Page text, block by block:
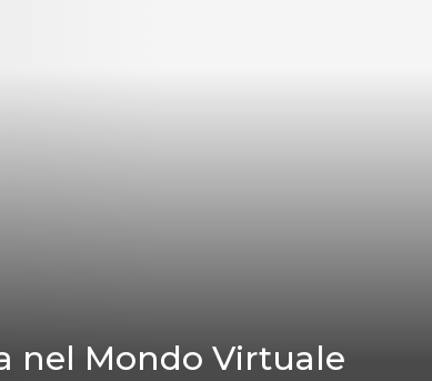
nel Mondo Virtuale